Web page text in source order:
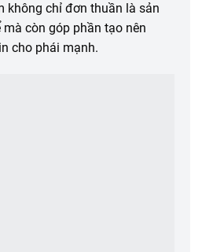
không chỉ đơn thuần là sản
còn góp phần tạo nên
cho phái mạnh.